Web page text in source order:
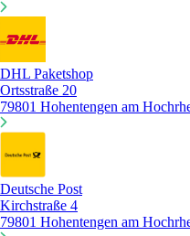
DHL Paketshop
Ortsstraße 20
79801 Hohentengen am
Deutsche Post
Kirchstraße 4
79801 Hohentengen am